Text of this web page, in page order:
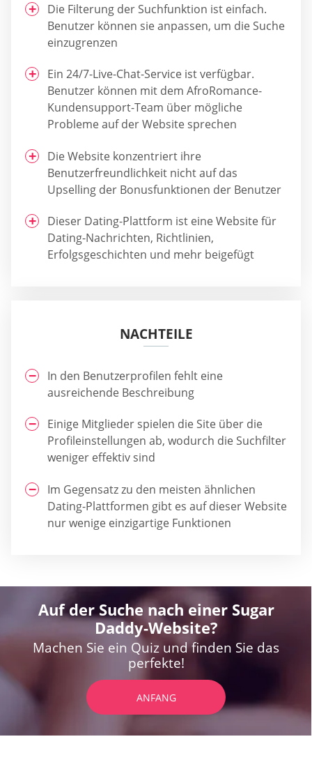
Die Filterung der Suchfunktion ist einfach.
Benutzer können sie anpassen, um die Suche
einzugrenzen
Ein 24/7-Live-Chat-Service ist verfügbar.
Benutzer können mit dem AfroRomance-
Kundensupport-Team über mögliche
Probleme auf der Website sprechen
Die Website konzentriert ihre
Benutzerfreundlichkeit nicht auf das
Upselling der Bonusfunktionen der Benutzer
Dieser Dating-Plattform ist eine Website für
Dating-Nachrichten, Richtlinien,
Erfolgsgeschichten und mehr beigefügt
NACHTEILE
In den Benutzerprofilen fehlt eine
ausreichende Beschreibung
Einige Mitglieder spielen die Site über die
Profileinstellungen ab, wodurch die Suchfilter
weniger effektiv sind
Im Gegensatz zu den meisten ähnlichen
Dating-Plattformen gibt es auf dieser Website
nur wenige einzigartige Funktionen
Auf der Suche nach einer Sugar
Daddy-Website?
Machen Sie ein Quiz und finden Sie das
perfekte!
ANFANG